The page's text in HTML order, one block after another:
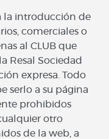
la introducción de
comerciales o
al CLUB que
Resal Sociedad
expresa. Todo
serlo a su página
prohibidos
otro
de la web, a